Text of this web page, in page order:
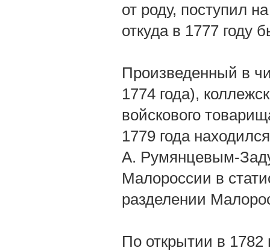
от роду, поступил
откуда в 1777 году
Произведенный в
1774 года),
войскового
1779 года
А. Румянцевым-
Малороссии в
разделении
По открытии в 1782